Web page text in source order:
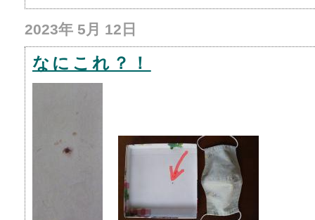
2023年 5月 12日
なにこれ？！